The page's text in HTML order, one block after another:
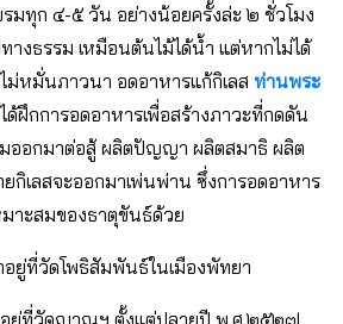
มทุก ๔-๕ วัน อย่างน้อยครั้งล่ะ ๒ ชั่วโมง
งธรรม เหมือนต้นไม้ได้น้ำ แต่หากไม่ได้
ม่หมั่นภาวนา อดอาหารแก้กิเลส ท่านพระ
ได้ฝึกการอดอาหารเพื่อสร้างภาวะที่กดดัน
มออกมาต่อสู้ ผลิตปัญญา ผลิตสมาธิ ผลิต
กิเลสจะออกมาเพ่นพ่าน ซึ่งการอดอาหาร
าะสมของธาตุขันธ์ด้วย
ยู่ที่วัดโพธิสัมพันธ์ในเมืองพัทยา
ยู่ที่วัดญาณฯ ตั้งแต่ปลายปี พ.ศ.๒๕๒๗